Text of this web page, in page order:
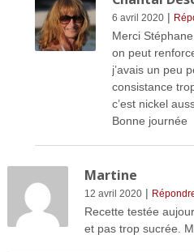
6 avril 2020|
Merci
on peut
j’avais un peu
consistance
c’est nickel
Bonne journée
Martine
12 avril 2020|
Recette testée
et pas trop sucrée.